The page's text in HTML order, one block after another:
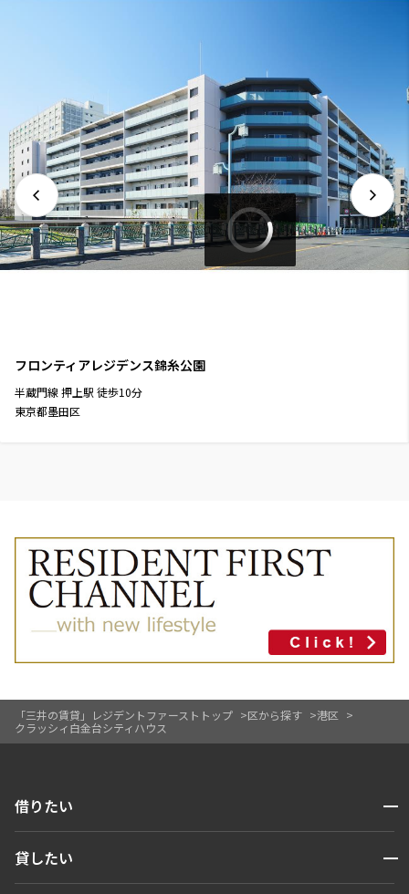
「三井の賃貸」レジデントファーストトップ 区から探す
港区
クラッシィ白金台シティハウス
フロンティアレジデンス錦糸公園
半蔵門線 押上駅 徒歩10分
東京都墨田区
借りたい 開閉
人気エリアから探す
貸したい 開閉